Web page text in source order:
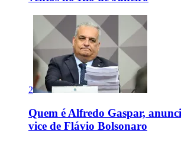
2
Quem é Alfredo Gaspar,
vice de Flávio Bolsonaro